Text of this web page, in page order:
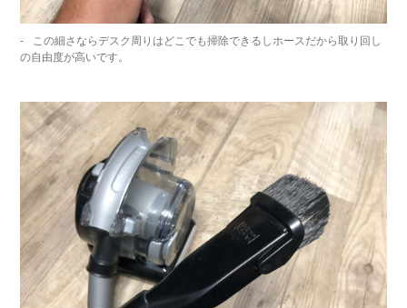
この細さならデスク周りはどこでも掃除できるしホースだから取り回し
の自由度が高いです。